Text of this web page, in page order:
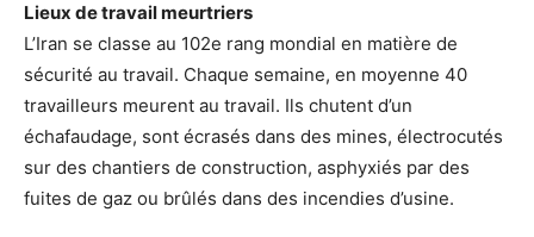
Lieux de travail meurtriers
L’Iran se classe au 102e rang mondial en matière de
sécurité au travail. Chaque semaine, en moyenne 40
travailleurs meurent au travail. Ils chutent d’un
échafaudage, sont écrasés dans des mines, électrocutés
sur des chantiers de construction, asphyxiés par des
fuites de gaz ou brûlés dans des incendies d’usine.